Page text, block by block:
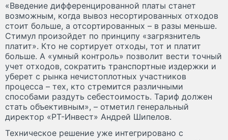
«Введение дифференцированной платы станет
возможным, когда вывоз несортированных отходов
стоит больше, а отсортированных – в разы меньше.
Стимул произойдет по принципу «загрязнитель
платит». Кто не сортирует отходы, тот и платит
больше. А «умный контроль» позволит вести точный
учет отходов, сократить транспортные издержки и
уберет с рынка нечистоплотных участников
процесса – тех, кто стремится различными
способами раздуть себестоимость. Тариф должен
стать объективным», – отметил генеральный
директор «РТ-Инвест» Андрей Шипелов.
Техническое решение уже интегрировано с